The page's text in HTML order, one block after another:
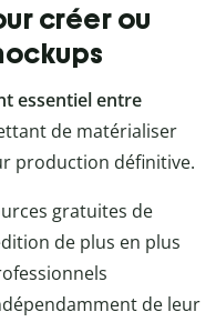
créer ou
essentiel entre
de matérialiser
production définitive.
gratuites de
de plus en plus
de leur